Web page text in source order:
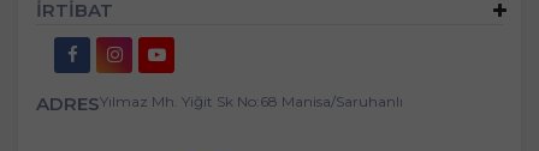
İRTİBAT
ADRESYılmaz Mh. Yiğit Sk No:68 Manisa/Saruhanlı